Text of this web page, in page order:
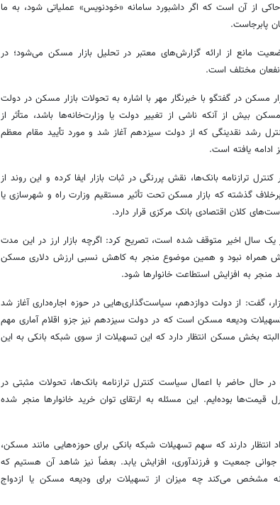
از آن است که اگر داشبورد سامانه «خودنویس» عملیاتی شود، به ما
پابرجاست.
مانع از ارائه گزارش‌های معتبر در تحلیل بازار مسکن می‌شود؛ در
مختلف است.
مسکن در گفتگو با خبرنگار مهر با اشاره به تحولات بازار مسکن در دولت
بیش از آنکه ناشی از تغییر دولت یا وزارت‌خانه‌ها باشد، متأثر از
رشد نقدینگی که از دولت سیزدهم آغاز شد و مورد تأیید مقام معظم
ادامه یافته است.
ترازنامه بانک‌ها، نقش پررنگی در ثبات بازار ایفا کرده و این روند از
برخلاف گذشته که بازار مسکن تحت تأثیر مستقیم وزارت راه و شهرسازی یا
کلان اقتصادی بانک مرکزی قرار دارد.
سال اخیر متوقف شده است، تصریح کرد: اگرچه بازار ارز در این مدت
همراه نبود و همین موضوع منجر به کاهش نسبی ارزش دلاری مسکن
منجر به افزایش استطاعت خانوارها شود.
گفت: از دولت دوازدهم، سیاست‌گذاری‌هایی در حوزه اجاره‌داری آغاز شد
تسهیلات ودیعه مسکن است که در دولت سیزدهم نیز جزو اقلام آماری مهم
بخش مسکن انتظار دارد که این تسهیلات از سوی شبکه بانکی به این
حال حاضر با اعمال سیاست کنترل ترازنامه بانک‌ها، تحولات مثبتی در
بوده‌ایم. این مسئله به ارتقای توان خرید خانوارها منجر شده
انتظار دارند که سهم تسهیلات شبکه بانکی برای حوزه‌هایی مانند مسکن،
جوانی جمعیت و فرزندآوری، افزایش یابد. بعضاً نیز شاهد آن هستیم که
مشخص می‌کند چه میزان از تسهیلات برای ودیعه مسکن یا ازدواج